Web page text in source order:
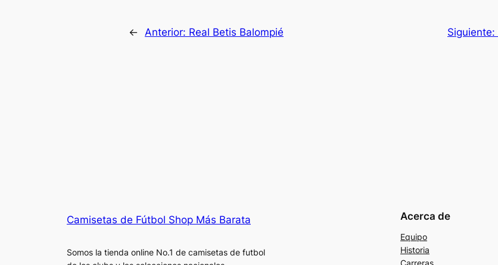
← Anterior: Real Betis Balompié Siguiente:
Camisetas de Fútbol Shop Más Barata
Somos la tienda online No.1 de camisetas de futbol
Acerca de
Equipo
Historia
Carreras